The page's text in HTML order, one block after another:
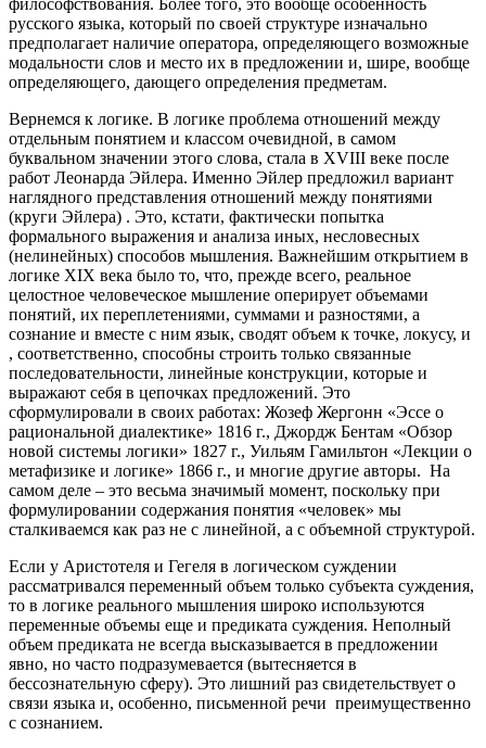
русского языка, который по своей структуре изначально
предполагает наличие оператора, определяющего возможные
модальности слов и место их в предложении и, шире, вообще
определяющего, дающего определения предметам.
Вернемся к логике. В логике проблема отношений между
отдельным понятием и классом очевидной, в самом
буквальном значении этого слова, стала в XVIII веке после
работ Леонарда Эйлера. Именно Эйлер предложил вариант
наглядного представления отношений между понятиями
(круги Эйлера) . Это, кстати, фактически попытка
формального выражения и анализа иных, несловесных
(нелинейных) способов мышления. Важнейшим открытием в
логике XIX века было то, что, прежде всего, реальное
целостное человеческое мышление оперирует объемами
понятий, их переплетениями, суммами и разностями, а
сознание и вместе с ним язык, сводят объем к точке, локусу, и
, соответственно, способны строить только связанные
последовательности, линейные конструкции, которые и
выражают себя в цепочках предложений. Это
сформулировали в своих работах: Жозеф Жергонн «Эссе о
рациональной диалектике» 1816 г., Джордж Бентам «Обзор
новой системы логики» 1827 г., Уильям Гамильтон «Лекции о
метафизике и логике» 1866 г., и многие другие авторы. На
самом деле – это весьма значимый момент, поскольку при
формулировании содержания понятия «человек» мы
сталкиваемся как раз не с линейной, а с объемной структурой.
Если у Аристотеля и Гегеля в логическом суждении
рассматривался переменный объем только субъекта суждения,
то в логике реального мышления широко используются
переменные объемы еще и предиката суждения. Неполный
объем предиката не всегда высказывается в предложении
явно, но часто подразумевается (вытесняется в
бессознательную сферу). Это лишний раз свидетельствует о
связи языка и, особенно, письменной речи преимущественно
с сознанием.